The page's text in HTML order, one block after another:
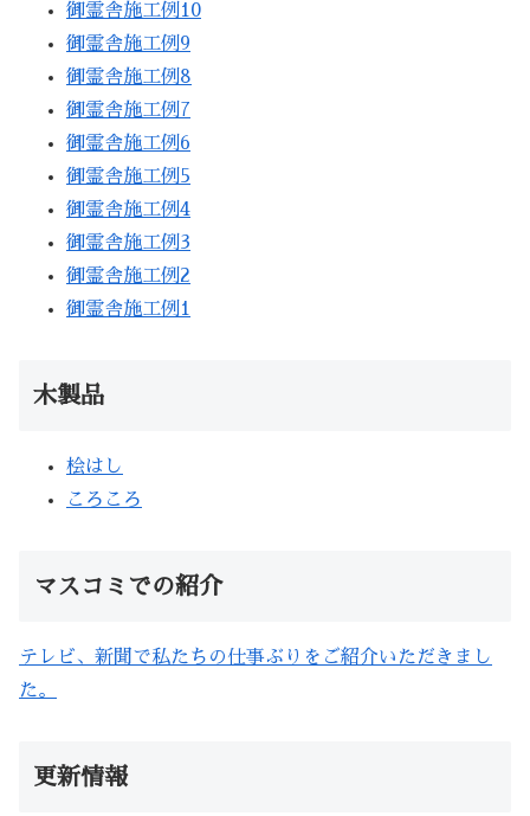
御霊舎施工例10
御霊舎施工例9
御霊舎施工例8
御霊舎施工例7
御霊舎施工例6
御霊舎施工例5
御霊舎施工例4
御霊舎施工例3
御霊舎施工例2
御霊舎施工例1
木製品
桧はし
ころころ
マスコミでの紹介
テレビ、新聞で私たちの仕事ぶりをご紹介いただきまし
た。
更新情報